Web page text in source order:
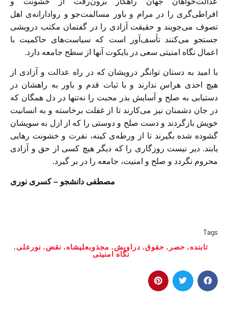
افراطی‌گری را در مرام و باور مسالمت‌جو و روادارانه‌ی اهل
تصوف می‌جویند و حقیقت آزادی را در گفتمان مکتب درویشی
جستجو می‌کنند تأسف‌آور است که سیاست‌های حاکمیت با
اعمال نگاه امنیتی سعی در بایکوت آنها از سطح جامعه دارد.
با امید به دستان توانگر درویشان که در راه عدالت و آزادی از
هیچ احدی هراس ندارند و با ثبات قدم و باور به راهشان در
دستیابی به صلح و آسایش بذر محبت را نه‌تنها در دل همگان که
در جان دشمنان نیز می‌کارند تا از غفلت برخاسته و به انسانیت
خویش بازگردند و دست صلح و دوستی را که از ازل به سویشان
گشوده شده بگیرند تا از ورطه‌ی کینه، نفرت و خشونت رهایی
یابند. دیر نیست روزگاری را که دیگر هیچ کسی از حق و آزادی
محروم نگردد و صلح و امنیت، جامعه را در بر گیرد.
مصطفی دانشجو – کسری نوری
Tags
تابنده, حصر , حقوق, دراویش, مجذوبعلیشاه, نقض, نورعلی,
نگاه امنیتی